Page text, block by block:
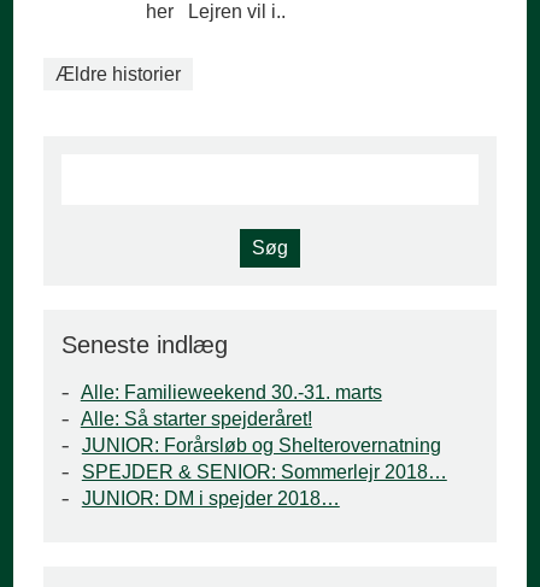
her Lejren vil i..
Ældre historier
Seneste indlæg
Alle: Familieweekend 30.-31. marts
Alle: Så starter spejderåret!
JUNIOR: Forårsløb og Shelterovernatning
SPEJDER & SENIOR: Sommerlejr 2018…
JUNIOR: DM i spejder 2018…